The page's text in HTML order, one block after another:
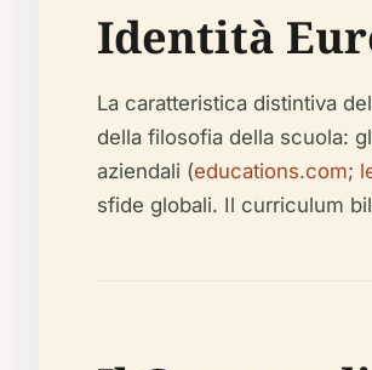
Identità
La caratteristica distintiva
della filosofia della scuola:
aziendali (educations.com;
sfide globali. Il curriculum